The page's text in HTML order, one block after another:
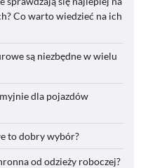
Co warto wiedzieć na ich
są niezbędne w wielu
dla pojazdów
to dobry wybór?
od odzieży roboczej?